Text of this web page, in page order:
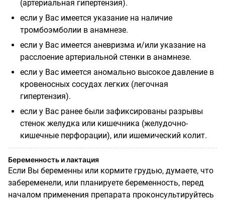
(артериальная гипертензия).
если у Вас имеется указание на наличие
тромбоэмболии в анамнезе.
если у Вас имеется аневризма и/или указание на
расслоение артериальной стенки в анамнезе.
если у Вас имеется аномально высокое давление в
кровеносных сосудах легких (легочная
гипертензия).
если у Вас ранее были зафиксированы разрывы
стенок желудка или кишечника (желудочно-
кишечные перфорации), или ишемический колит.
Беременность и лактация
Если Вы беременны или кормите грудью, думаете, что
забеременели, или планируете беременность, перед
началом применения препарата проконсультируйтесь